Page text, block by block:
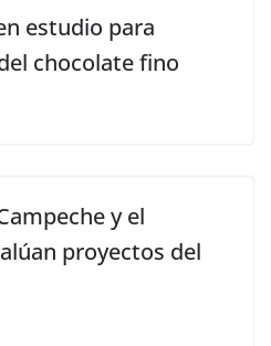
estudio para
chocolate fino
y el
proyectos del